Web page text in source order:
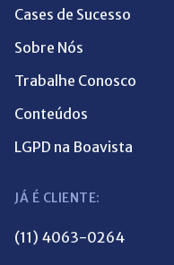
Cases de Sucesso
Sobre Nós
Trabalhe Conosco
Conteúdos
LGPD na Boavista
JÁ É CLIENTE:
(11) 4063-0264